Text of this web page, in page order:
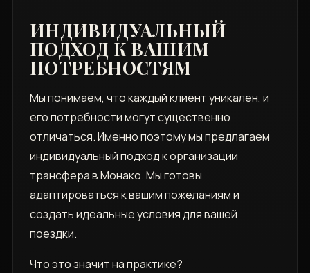
ИНДИВИДУАЛЬНЫЙ
ПОДХОД К ВАШИМ
ПОТРЕБНОСТЯМ
Мы понимаем, что каждый клиент уникален, и
его потребности могут существенно
отличаться. Именно поэтому мы предлагаем
индивидуальный подход к организации
трансфера в Монако. Мы готовы
адаптироваться к вашим пожеланиям и
создать идеальные условия для вашей
поездки.
Что это значит на практике?